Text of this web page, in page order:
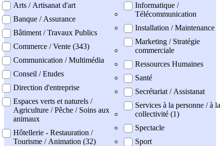
Arts / Artisanat d'art
Banque / Assurance
Bâtiment / Travaux Publics
Commerce / Vente (343)
Communication / Multimédia
Conseil / Etudes
Direction d'entreprise
Espaces verts et naturels /
Agriculture / Pêche / Soins aux
animaux
Hôtellerie - Restauration /
Tourisme / Animation (32)
Informatique /
Télécommunication
Installation / Maintenance
Marketing / Stratégie
commerciale
Ressources Humaines
Santé
Secrétariat / Assistanat
Services à la personne / à la
collectivité (1)
Spectacle
Sport